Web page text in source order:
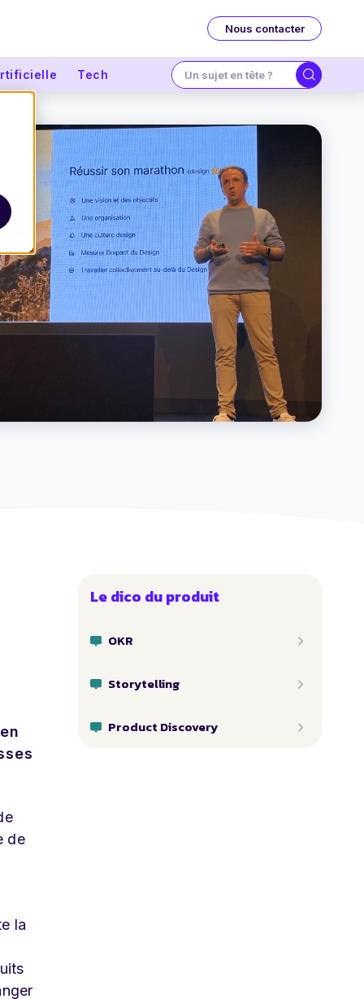
Nous contacter
Tech
de
la
Le dico du produit
OKR
Storytelling
Product Discovery